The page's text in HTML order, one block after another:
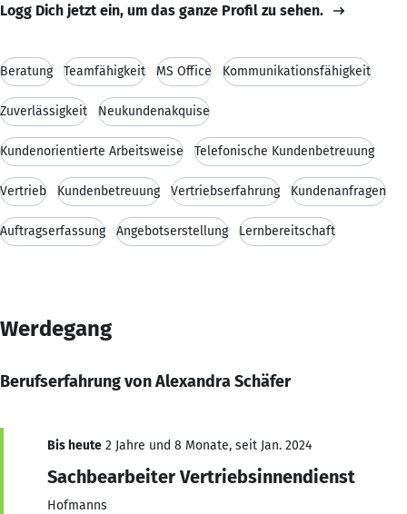
Logg Dich jetzt ein, um das ganze Profil zu sehen.
Beratung Teamfähigkeit MS Office Kommunikationsfähigkeit
Zuverlässigkeit Neukundenakquise
Kundenorientierte Arbeitsweise Telefonische Kundenbetreuung
Vertrieb Kundenbetreuung Vertriebserfahrung Kundenanfragen
Auftragserfassung Angebotserstellung Lernbereitschaft
Werdegang
Berufserfahrung von Alexandra Schäfer
Bis heute 2 Jahre und 8 Monate, seit Jan. 2024
Sachbearbeiter Vertriebsinnendienst
Hofmanns